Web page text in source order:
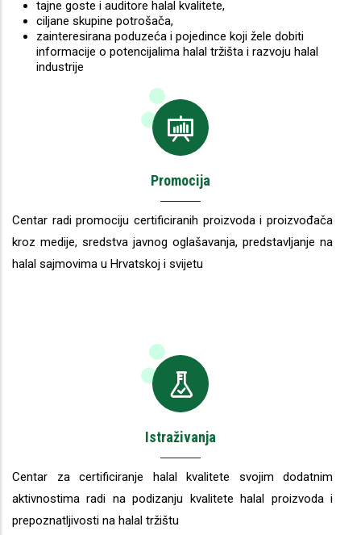
tajne goste i auditore halal kvalitete,
ciljane skupine potrošača,
zainteresirana poduzeća i pojedince koji žele dobiti
informacije o potencijalima halal tržišta i razvoju halal
industrije
Promocija
Centar radi promociju certificiranih proizvoda i proizvođača
kroz medije, sredstva javnog oglašavanja, predstavljanje na
halal sajmovima u Hrvatskoj i svijetu
Istraživanja
Centar za certificiranje halal kvalitete svojim dodatnim
aktivnostima radi na podizanju kvalitete halal proizvoda i
prepoznatljivosti na halal tržištu